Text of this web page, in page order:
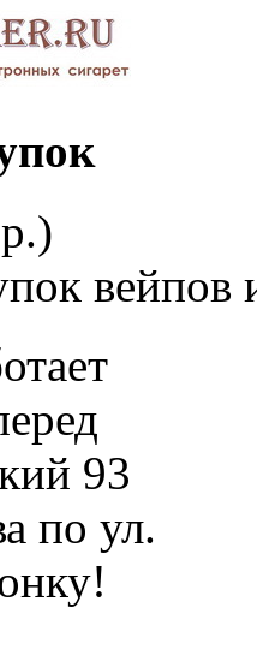
вейпов
93
по ул.